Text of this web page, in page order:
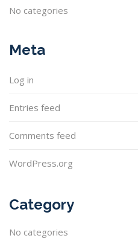
No categories
Meta
Log in
Entries feed
Comments feed
WordPress.org
Category
No categories